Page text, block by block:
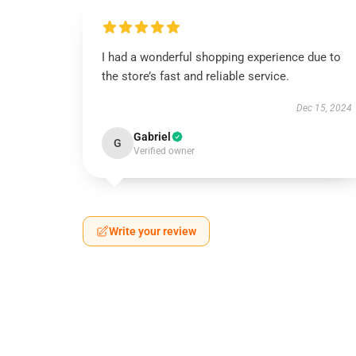
I had a wonderful shopping experience due to
the store’s fast and reliable service.
Dec 15, 2024
G Gabriel
Verified owner
Write your review